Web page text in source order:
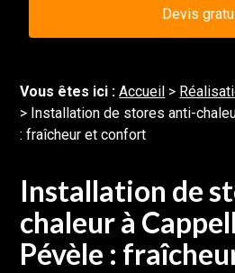
Devis
Vous êtes ici :Accueil >
> Installation de stores anti-
: fraîcheur et confort
Installation de
chaleur à
Pévèle :